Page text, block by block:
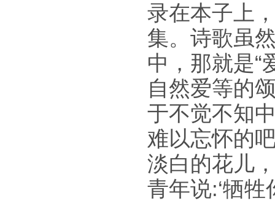
录在本子上
集。诗歌虽
中，那就是“
自然爱等的
于不觉不知
难以忘怀的
淡白的花儿
青年说:‘牺